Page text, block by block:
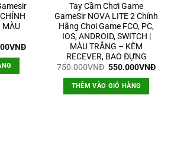
MÀU
VNĐGiá
189.000VNĐ.
Tay Cầm Chơi Game
GameSir NOVA LITE 2 Chính
Hãng Chơi Game FCO, PC,
IOS, ANDROID, SWITCH |
MÀU TRẮNG – KÈM
RECEVER, BAO ĐỰNG
750.000VNĐ Giá
là:
750.000VNĐ.
550.000VNĐGiá
THÊM VÀO GIỎ HÀNG